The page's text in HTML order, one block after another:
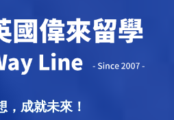
，成就未來！